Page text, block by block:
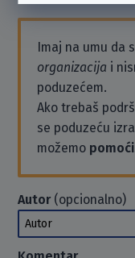
Imaj na umu da
organizacija i
poduzećem.
Ako trebaš
se poduzeću
možemo pomoći
Autor(opcionalno)
Autor